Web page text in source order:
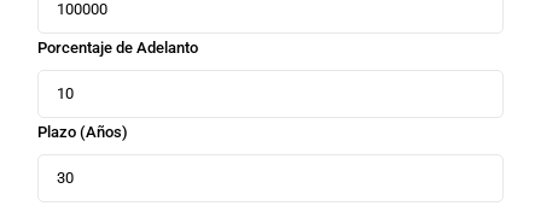
Porcentaje de Adelanto
Plazo (Años)